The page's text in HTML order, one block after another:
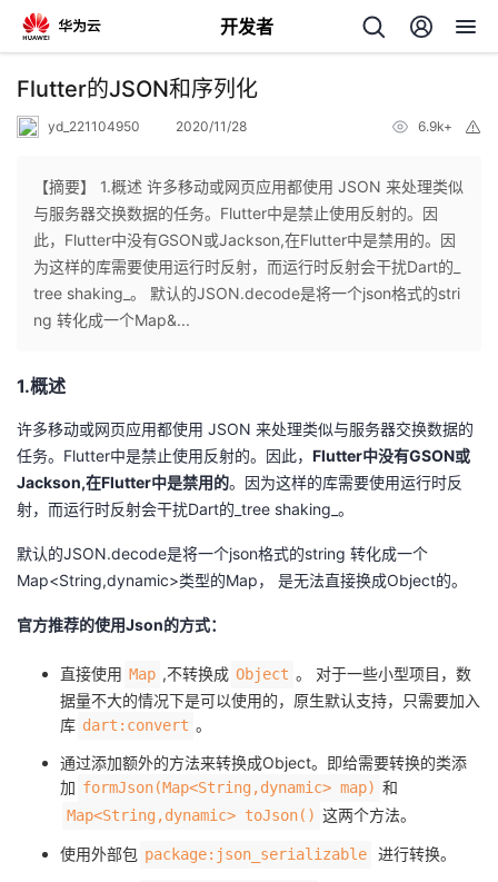
开发者
返
个
人
主
页
我
的
开
发
我
子
直
的
我
Flutter的JSON和序列化
yd_221104950 2020/11/28 6.9k+
【摘要】 1.概述 许多移动或网页应用都使用 JSON 来处理类似
与服务器交换数据的任务。Flutter中是禁止使用反射的。因
此，Flutter中没有GSON或Jackson,在Flutter中是禁用的。因
为这样的库需要使用运行时反射，而运行时反射会干扰Dart的_
tree shaking_。 默认的JSON.decode是将一个json格式的stri
ng 转化成一个Map&...
1.概述
许多移动或网页应用都使用 JSON 来处理类似与服务器交换数据的
任务。Flutter中是禁止使用反射的。因此， Flutter中没有GSON或
Jackson,在Flutter中是禁用的。因为这样的库需要使用运行时反
射，而运行时反射会干扰Dart的_tree shaking_。
默认的JSON.decode是将一个json格式的string 转化成一个
Map<String,dynamic>类型的Map， 是无法直接换成Object的。
官方推荐的使用Json的方式：
直接使用 Map ,不转换成 Object 。 对于一些小型项目，数
据量不大的情况下是可以使用的，原生默认支持，只需要加入
库 dart:convert 。
通过添加额外的方法来转换成Object。即给需要转换的类添
加 formJson(Map<String,dynamic> map) 和
Map<String,dynamic> toJson() 这两个方法。
使用外部包 package:json_serializable 进行转换。